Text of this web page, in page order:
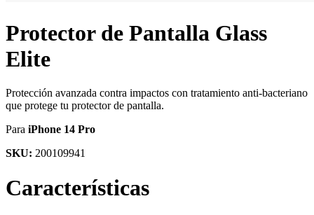
Protector de Pantalla Glass
Elite
Protección avanzada contra impactos con tratamiento anti-bacteriano
que protege tu protector de pantalla.
Para iPhone 14 Pro
SKU: 200109941
Características